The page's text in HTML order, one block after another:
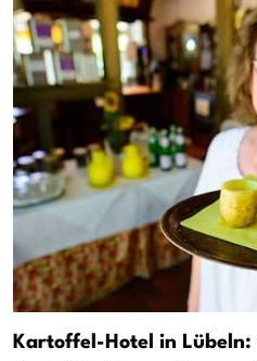
Kartoffel-Hotel in Lübeln: